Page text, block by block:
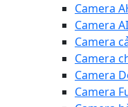
Camera
Camera AI
Camera
Camera
Camera
Camera